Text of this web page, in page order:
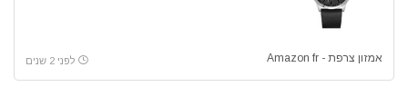
אמזון צרפת - Amazon fr לפני 2 שנים